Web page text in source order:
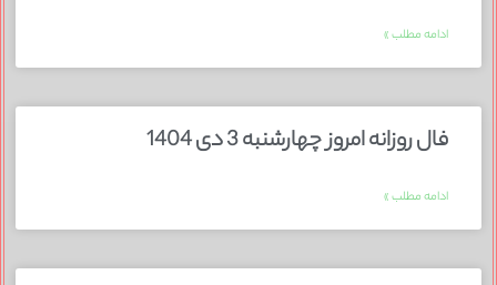
ادامه مطلب »
فال روزانه امروز چهارشنبه 3 دی 1404
ادامه مطلب »